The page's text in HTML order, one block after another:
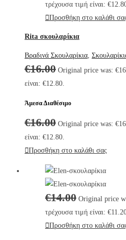
τρέχουσα τιμή είναι:
Προσθήκη στο καλάθι
Rita σκουλαρίκια
Βραδινά Σκουλαρίκια,
€16.00 Original price was:
είναι: €12.80.
Άμεσα Διαθέσιμο
€16.00 Original price was:
είναι: €12.80.
Προσθήκη στο καλάθι σας
€14.00 Original price
τρέχουσα τιμή είναι:
Προσθήκη στο καλάθι